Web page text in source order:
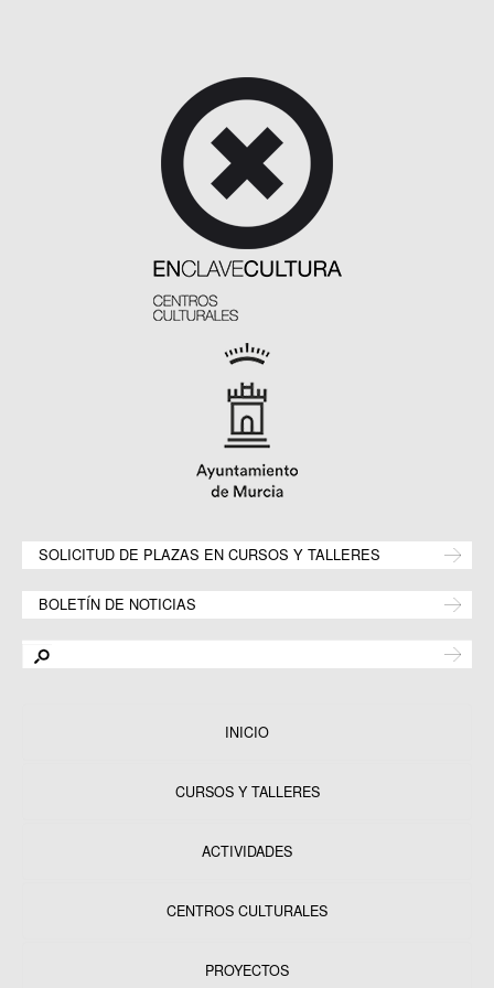
SOLICITUD DE PLAZAS EN CURSOS Y TALLERES
BOLETÍN DE NOTICIAS
INICIO
CURSOS Y TALLERES
ACTIVIDADES
CENTROS CULTURALES
PROYECTOS